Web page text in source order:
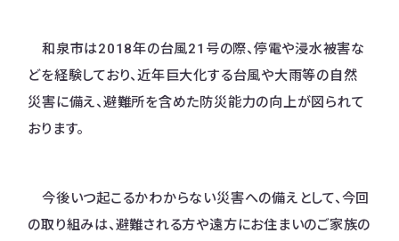
和泉市は2018年の台風21号の際、停電や浸水被害な
どを経験しており、近年巨大化する台風や大雨等の自然
災害に備え、避難所を含めた防災能力の向上が図られて
おります。
今後いつ起こるかわからない災害への備えとして、今回
の取り組みは、避難される方や遠方にお住まいのご家族の